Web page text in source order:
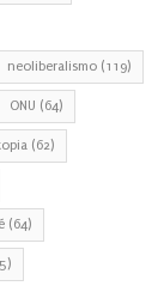
neoliberalismo (119)
ONU (64)
(62)
(64)